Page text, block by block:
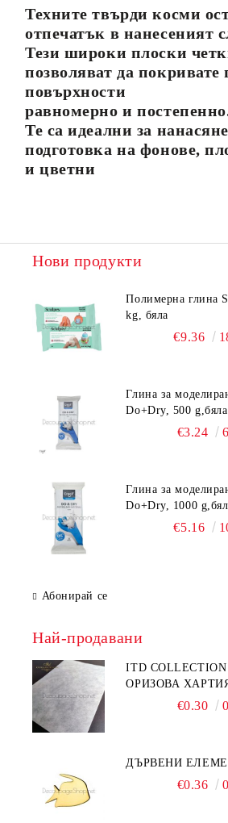
Техните твърди косми
отпечатък в нанесеният
Тези широки плоски
позволяват да покривате
повърхности
равномерно и
Те са идеални за
подготовка на фонове,
и цветни
Нови продукти
Полимерна глина
kg, бяла
€9.36
Глина за
Do+Dry, 500 g,бяла
€3.24
Глина за
Do+Dry, 1000
€5.16
Абонирай се
Най-продавани
ITD
ОРИЗОВА
€0.30
ДЪРВЕНИ
€0.36